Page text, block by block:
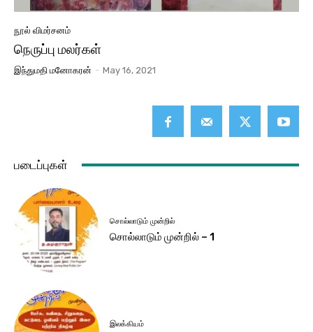
நூல் விமர்சனம்
நெருப்பு மலர்கள்
இந்துமதி மனோகரன் - May 16, 2021
படைப்புகள்
சொல்லாடும் முன்றில்
சொல்லாடும் முன்றில் – 1
இலக்கியம்